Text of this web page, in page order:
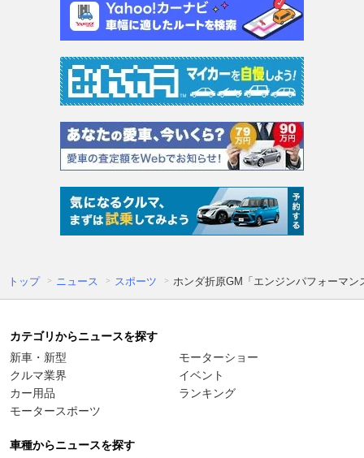
トップ ニュース スポーツ ホンダ折原GM「エンジンパフォーマ
カテゴリからニュースを探す
新車・新型
クルマ業界
カー用品
モータースポーツ
モーターショー
イベント
ランキング
車種からニュースを探す